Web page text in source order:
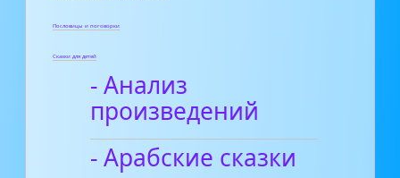
Пословицы и поговорки
Сказки для детей
- Анализ
произведений
- Арабские сказки